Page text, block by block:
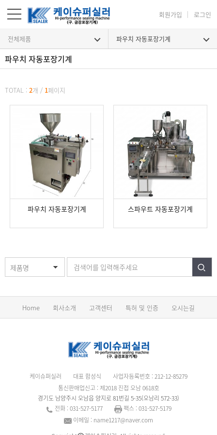
회원가입 로그인
전체제품 파우치 자동포장기계
파우치 자동포장기계
TOTAL : 2개 / 1페이지
파우치 자동포장기계 스파우트 자동포장기계
제품명
Home 회사소개 고객센터 특허 및 인증 오시는길
케이슈퍼실러 대표 함성식
사업자등록번호 : 212-12-85279
통신판매업신고 : 제2018 진접 오남 0618호
경기도 남양주시 오남읍 양지로 81번길 5-35(오남리 572-33)
전화 : 031-527-5177
팩스 : 031-527-5179
이메일 : name1217@naver.com